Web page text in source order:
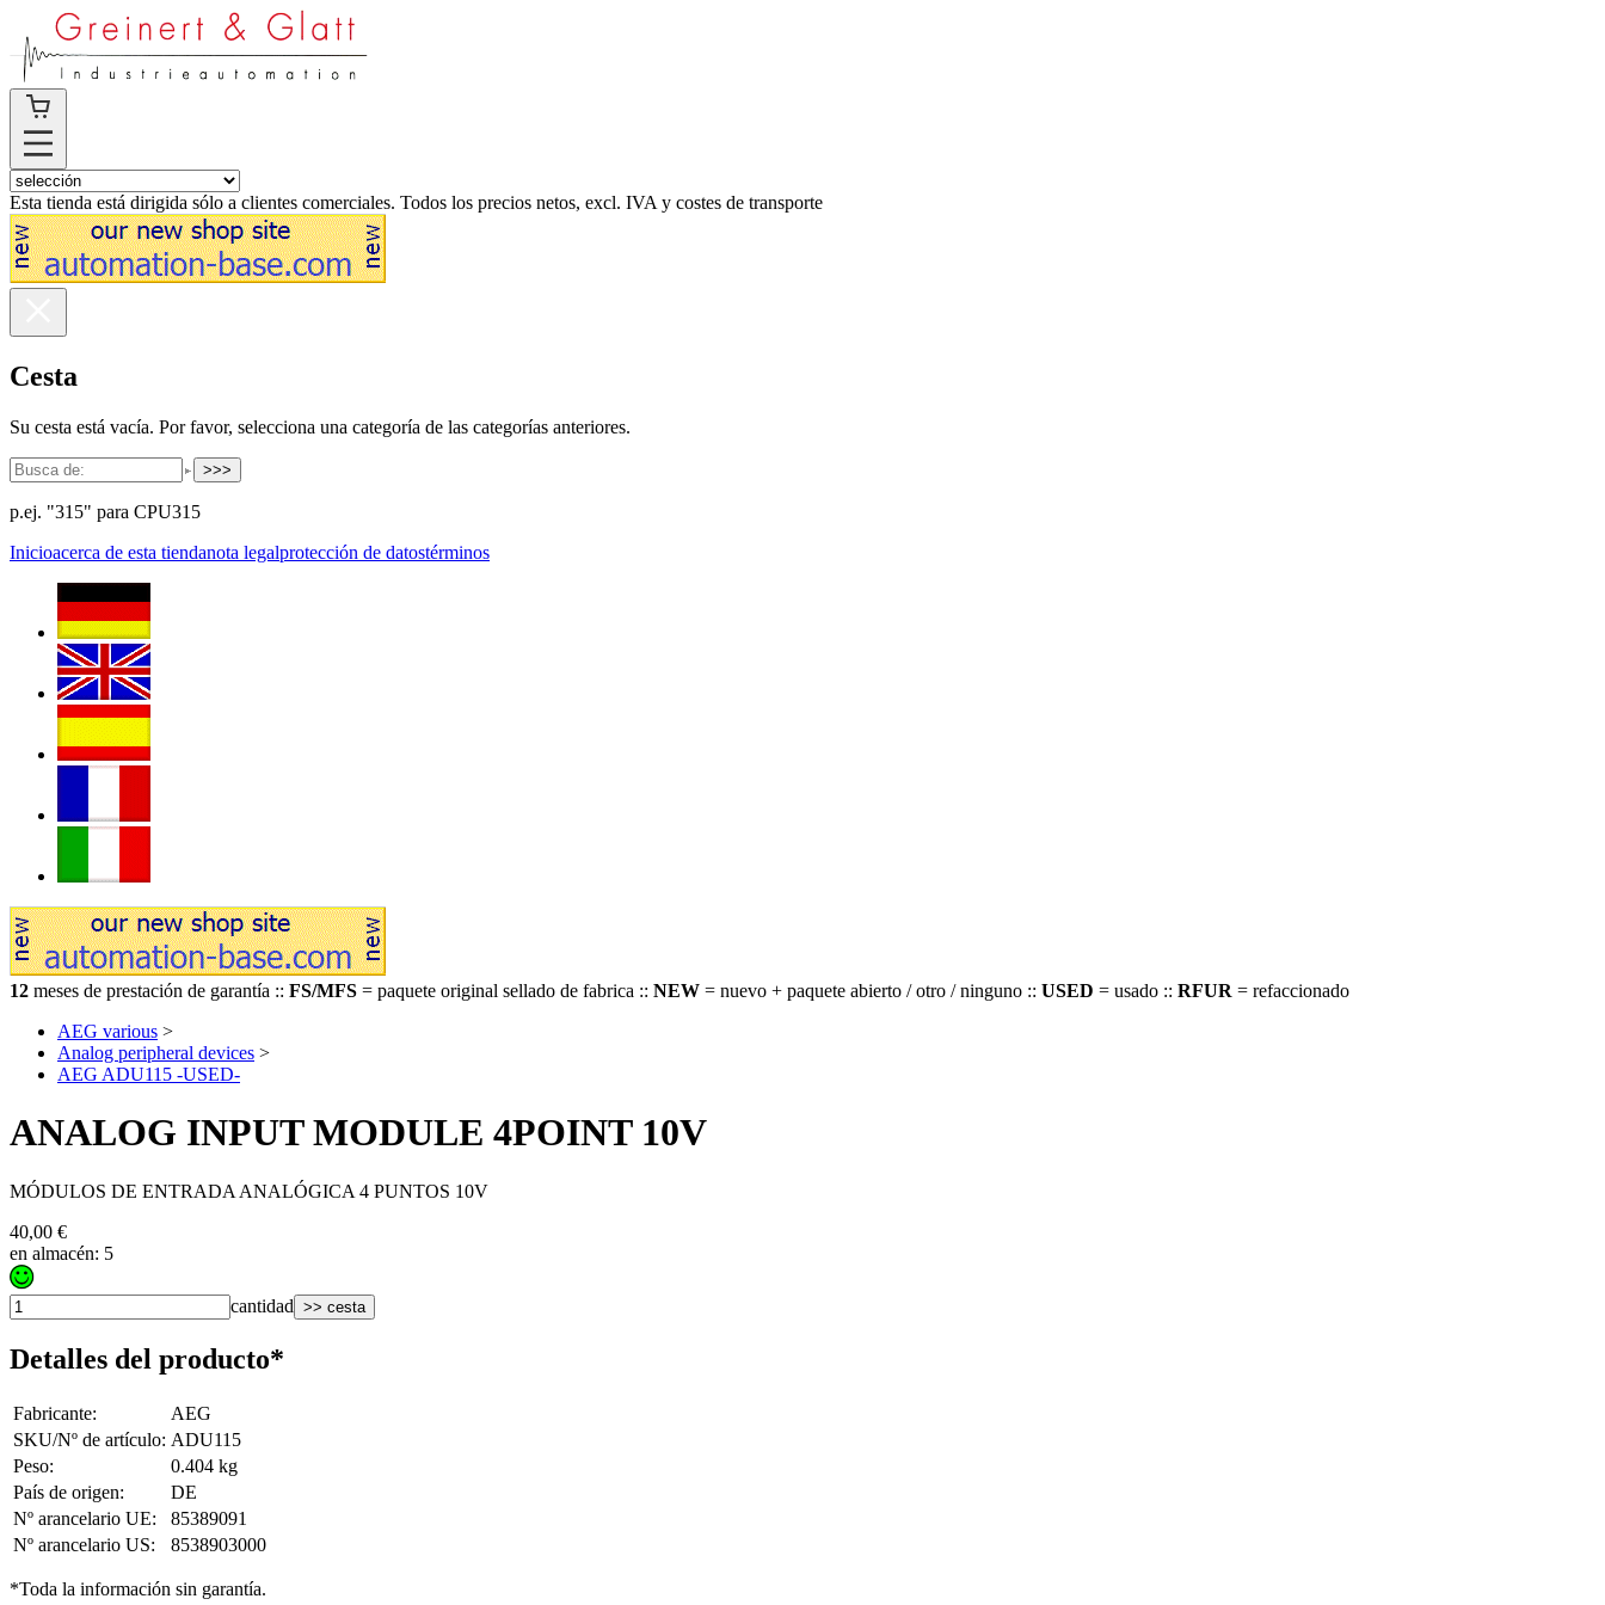
Esta tienda está dirigida sólo a clientes comerciales. Todos los precios netos, excl. IVA y costes de transporte
Cesta
Su cesta está vacía. Por favor, selecciona una categoría de las categorías anteriores.
>>>
p.ej. "315" para CPU315
Inicioacerca de esta tiendanota legalprotección de datostérminos
12 meses de prestación de garantía :: FS/MFS = paquete original sellado de fabrica :: NEW = nuevo + paquete abierto / otro / ninguno :: USED = usado :: RFUR = refaccionado
AEG various >
Analog peripheral devices >
AEG ADU115 -USED-
ANALOG INPUT MODULE 4POINT 10V
MÓDULOS DE ENTRADA ANALÓGICA 4 PUNTOS 10V
40,00 €
en almacén: 5
cantidad >> cesta
Detalles del producto*
Fabricante:
AEG
SKU/Nº de artículo: ADU115
Peso:
0.404 kg
País de origen:
DE
Nº arancelario UE:
85389091
Nº arancelario US: 8538903000
*Toda la información sin garantía.